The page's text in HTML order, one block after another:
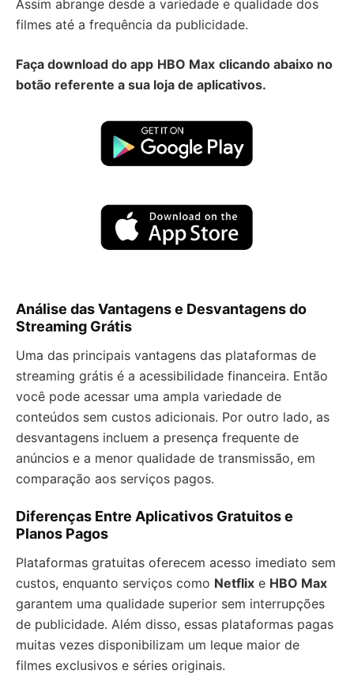
Assim abrange desde a variedade e qualidade dos
filmes até a frequência da publicidade.
Faça download do app HBO Max clicando abaixo no
botão referente a sua loja de aplicativos.
Análise das Vantagens e Desvantagens do
Streaming Grátis
Uma das principais vantagens das plataformas de
streaming grátis é a acessibilidade financeira. Então
você pode acessar uma ampla variedade de
conteúdos sem custos adicionais. Por outro lado, as
desvantagens incluem a presença frequente de
anúncios e a menor qualidade de transmissão, em
comparação aos serviços pagos.
Diferenças Entre Aplicativos Gratuitos e
Planos Pagos
Plataformas gratuitas oferecem acesso imediato sem
custos, enquanto serviços como Netflix e HBO Max
garantem uma qualidade superior sem interrupções
de publicidade. Além disso, essas plataformas pagas
muitas vezes disponibilizam um leque maior de
filmes exclusivos e séries originais.